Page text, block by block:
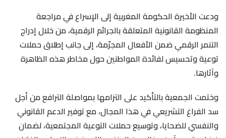
ودعت الأخيرة الحكومة المغربية إلى الإسراع في مراجعة
المنظومة القانونية المتعلقة بالجرائم الرقمية، من خلال إدراج
التنمر الرقمي ضمن الأفعال المجرّمة، إلى جانب إطلاق حملات
توعية وتحسيس لفائدة المواطنين حول مخاطر هذه الظاهرة
وآثارها.
وختمت الجمعية بالتأكيد على التزامها بمواصلة الترافع من أجل
سد الفراغ التشريعي في هذا المجال، مع توفير الدعم القانوني
والنفسي للضحايا، وتوسيع حملات التوعية المجتمعية، لضمان